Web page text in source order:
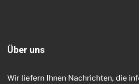
Über uns
Wir liefern Ihnen Nachrichten, die